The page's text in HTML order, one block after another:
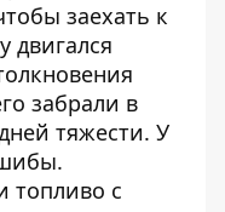
заехать к
двигался
забрали в
тяжести. У
топливо с